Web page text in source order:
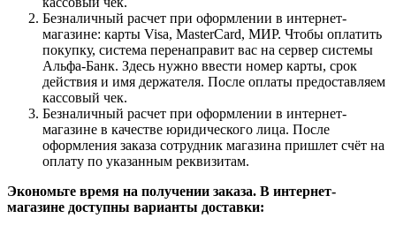
Безналичный расчет при оформлении в интернет-
магазине: карты Visa, MasterCard, МИР. Чтобы оплатить
покупку, система перенаправит вас на сервер системы
Альфа-Банк. Здесь нужно ввести номер карты, срок
действия и имя держателя. После оплаты предоставляем
кассовый чек.
Безналичный расчет при оформлении в интернет-
магазине в качестве юридического лица. После
оформления заказа сотрудник магазина пришлет счёт на
оплату по указанным реквизитам.
Экономьте время на получении заказа. В интернет-
магазине доступны варианты доставки: